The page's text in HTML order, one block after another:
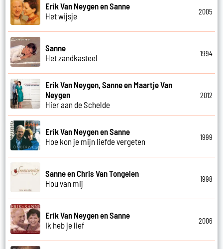
Erik Van Neygen en Sanne
Het wijsje
2005
Sanne
Het zandkasteel
1994
Erik Van Neygen, Sanne en Maartje Van
Neygen
Hier aan de Schelde
2012
Erik Van Neygen en Sanne
Hoe kon je mijn liefde vergeten
1999
Sanne en Chris Van Tongelen
Hou van mij
1998
Erik Van Neygen en Sanne
Ik heb je lief
2006